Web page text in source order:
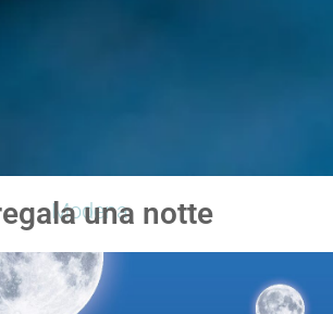
Modena
una notte